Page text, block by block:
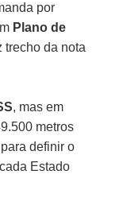
por
Plano de
trecho da nota
, mas em
metros
definir o
Estado